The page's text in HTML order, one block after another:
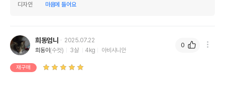
디자인
마음에 들어요
희동엄니
2025.07.22
희동이(수컷) 3살 4kg 아비시니안
재구매
0